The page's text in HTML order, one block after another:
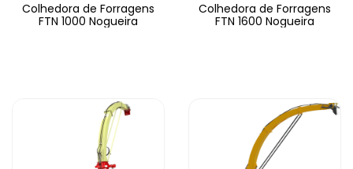
Colhedora de Forragens
FTN 1000 Nogueira
Colhedora de Forragens
FTN 1600 Nogueira